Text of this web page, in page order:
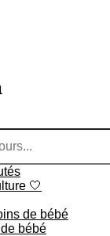
🤍
de bébé
bébé